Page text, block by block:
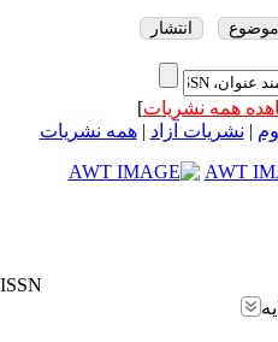
موضوع
انتشار
همه نشریات]
| نشریات آزاد |همه نشریات
ISSN